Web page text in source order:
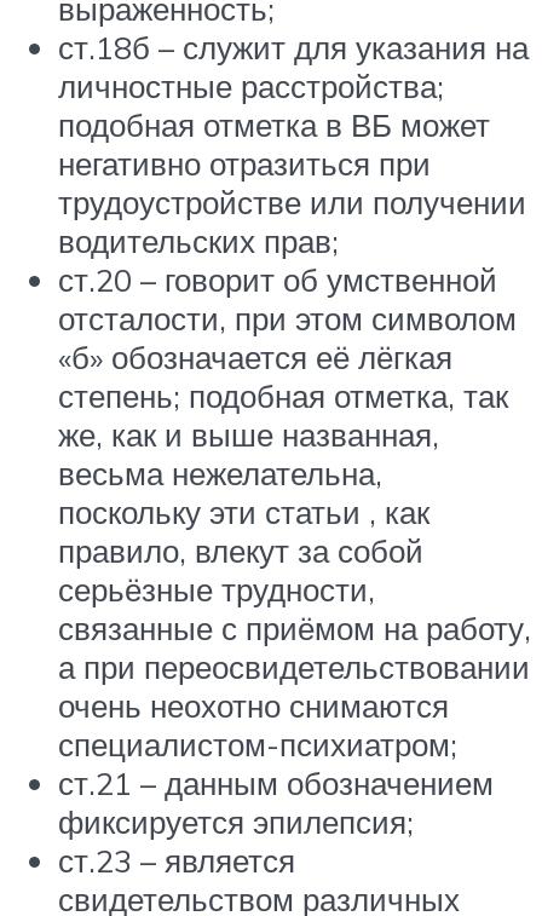
выраженность;
ст.18б – служит для указания на
личностные расстройства;
подобная отметка в ВБ может
негативно отразиться при
трудоустройстве или получении
водительских прав;
ст.20 – говорит об умственной
отсталости, при этом символом
«б» обозначается её лёгкая
степень; подобная отметка, так
же, как и выше названная,
весьма нежелательна,
поскольку эти статьи , как
правило, влекут за собой
серьёзные трудности,
связанные с приёмом на работу,
а при переосвидетельствовании
очень неохотно снимаются
специалистом-психиатром;
ст.21 – данным обозначением
фиксируется эпилепсия;
ст.23 – является
свидетельством различных